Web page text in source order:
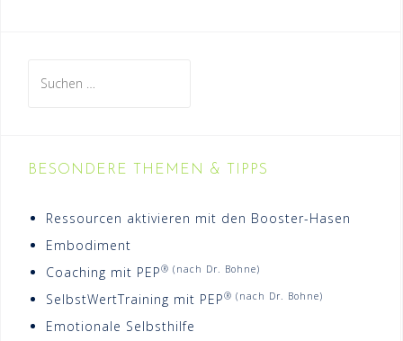
nach:
BESONDERE THEMEN & TIPPS
Ressourcen aktivieren mit den Booster-Hasen
Embodiment
Coaching mit PEP® (nach Dr. Bohne)
SelbstWertTraining mit PEP® (nach Dr. Bohne)
Emotionale Selbsthilfe